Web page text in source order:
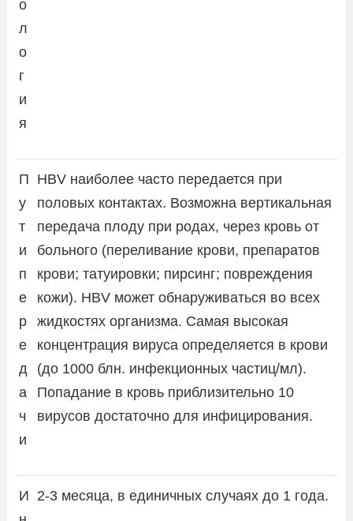
о
л
о
г
и
я
П
у
т
и
п
е
р
е
д
а
ч
и
HBV наиболее часто передается при
половых контактах. Возможна вертикальная
передача плоду при родах, через кровь от
больного (переливание крови, препаратов
крови; татуировки; пирсинг; повреждения
кожи). HBV может обнаруживаться во всех
жидкостях организма. Самая высокая
концентрация вируса определяется в крови
(до 1000 блн. инфекционных частиц/мл).
Попадание в кровь приблизительно 10
вирусов достаточно для инфицирования.
И 2-3 месяца, в единичных случаях до 1 года.